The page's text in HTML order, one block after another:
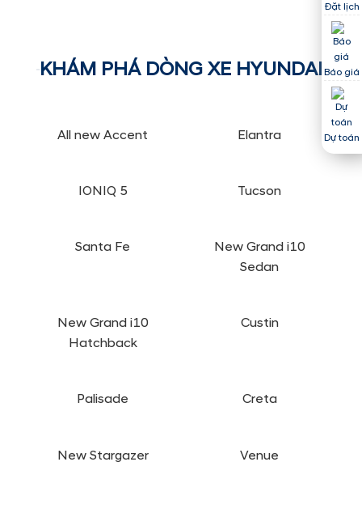
KHÁM PHÁ DÒNG XE HYUNDAI
All new Accent Elantra
IONIQ 5 Tucson
Santa Fe
New Grand i10
Sedan
New Grand i10
Hatchback
Custin
Palisade Creta
New Stargazer Venue
Đặt lịch
Báo giá
Dự toán